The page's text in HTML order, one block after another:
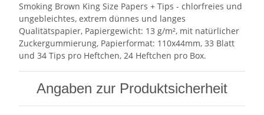
Smoking Brown King Size Papers + Tips - chlorfreies und
ungebleichtes, extrem dünnes und langes
Qualitätspapier, Papiergewicht: 13 g/m², mit natürlicher
Zuckergummierung, Papierformat: 110x44mm, 33 Blatt
und 34 Tips pro Heftchen, 24 Heftchen pro Box.
Angaben zur Produktsicherheit